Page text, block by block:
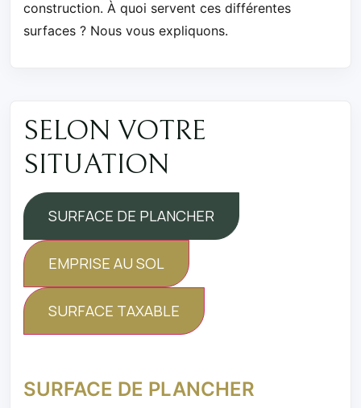
construction. À quoi servent ces différentes
surfaces ? Nous vous expliquons.
SELON VOTRE
SITUATION
SURFACE DE PLANCHER
EMPRISE AU SOL
SURFACE TAXABLE
SURFACE DE PLANCHER